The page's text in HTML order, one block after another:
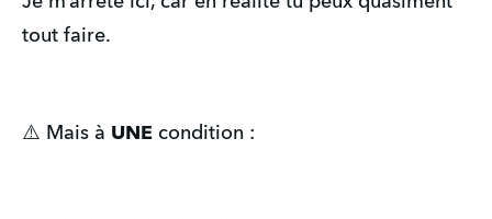
tout faire.
⚠️ Mais à UNE condition :